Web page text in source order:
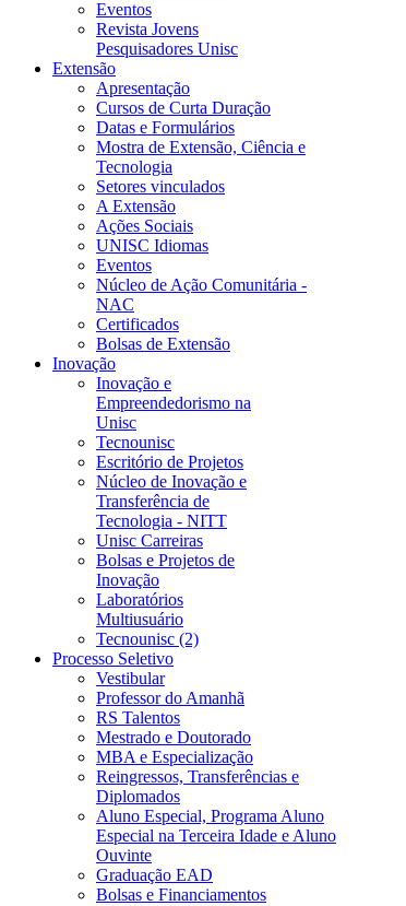
Eventos
Revista Jovens
Pesquisadores Unisc
Extensão
Apresentação
Cursos de Curta Duração
Datas e Formulários
Mostra de Extensão, Ciência e
Tecnologia
Setores vinculados
A Extensão
Ações Sociais
UNISC Idiomas
Eventos
Núcleo de Ação Comunitária -
NAC
Certificados
Bolsas de Extensão
Inovação
Inovação e
Empreendedorismo na
Unisc
Tecnounisc
Escritório de Projetos
Núcleo de Inovação e
Transferência de
Tecnologia - NITT
Unisc Carreiras
Bolsas e Projetos de
Inovação
Laboratórios
Multiusuário
Tecnounisc (2)
Processo Seletivo
Vestibular
Professor do Amanhã
RS Talentos
Mestrado e Doutorado
MBA e Especialização
Reingressos, Transferências e
Diplomados
Aluno Especial, Programa Aluno
Especial na Terceira Idade e Aluno
Ouvinte
Graduação EAD
Bolsas e Financiamentos